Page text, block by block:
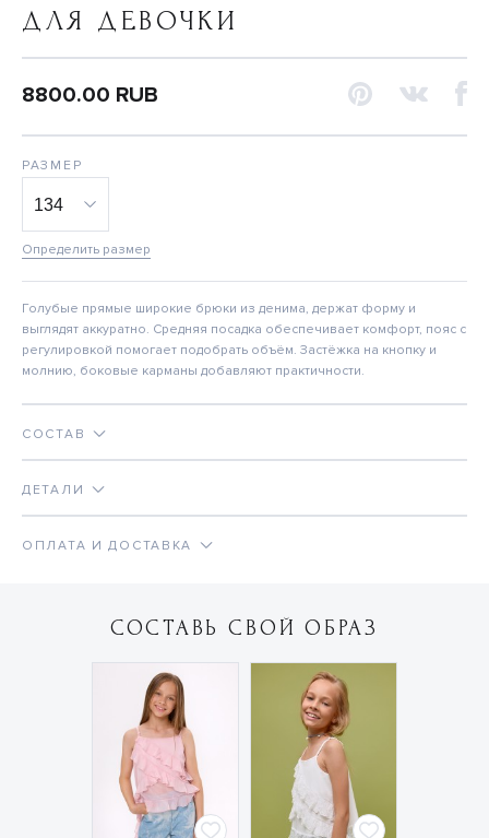
ДЛЯ ДЕВОЧКИ
8800.00 RUB
РАЗМЕР
Определить размер
Голубые прямые широкие брюки из денима, держат форму и
выглядят аккуратно. Средняя посадка обеспечивает комфорт, пояс с
регулировкой помогает подобрать объём. Застёжка на кнопку и
молнию, боковые карманы добавляют практичности.
СОСТАВ
ДЕТАЛИ
ОПЛАТА И ДОСТАВКА
СОСТАВЬ СВОЙ ОБРАЗ